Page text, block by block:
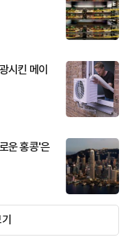
시킨 메이
운 홍콩'은